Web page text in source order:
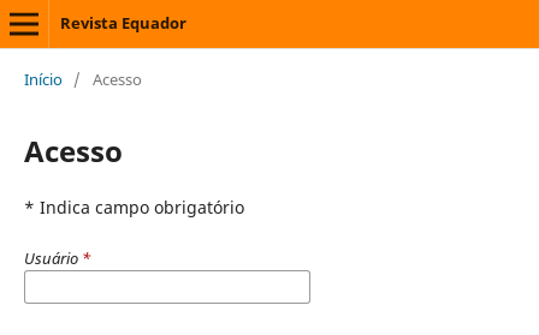
Revista Equador
Início / Acesso
Acesso
* Indica campo obrigatório
Usuário *